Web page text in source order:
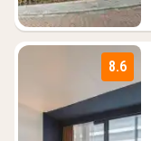
8.6